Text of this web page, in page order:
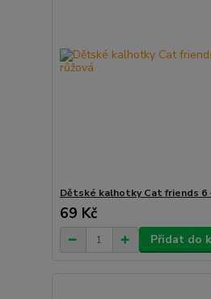
Dětské kalhotky Cat friends 6
69 Kč
Přidat do